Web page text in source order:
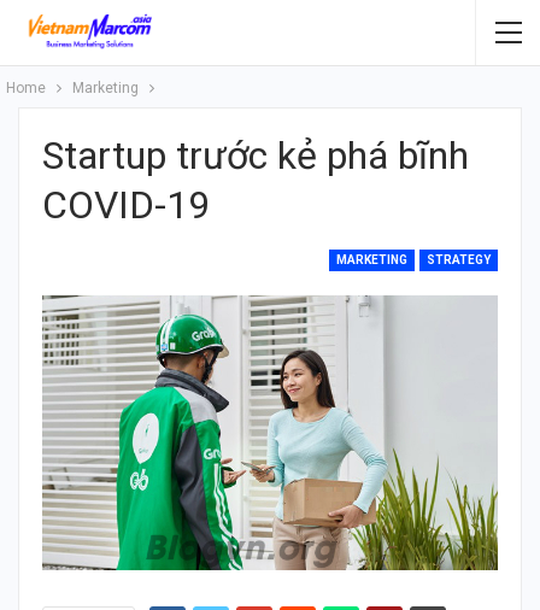
Home Marketing
Startup trước kẻ phá bĩnh
COVID-19
MARKETING STRATEGY